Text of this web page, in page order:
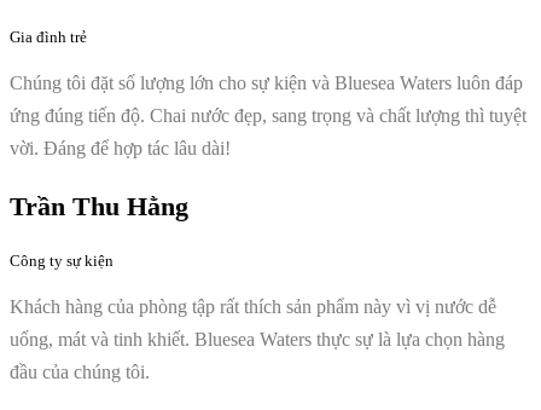
Gia đình trẻ
Chúng tôi đặt số lượng lớn cho sự kiện và Bluesea Waters luôn đáp
ứng đúng tiến độ. Chai nước đẹp, sang trọng và chất lượng thì tuyệt
vời. Đáng để hợp tác lâu dài!
Trần Thu Hằng
Công ty sự kiện
Khách hàng của phòng tập rất thích sản phẩm này vì vị nước dễ
uống, mát và tinh khiết. Bluesea Waters thực sự là lựa chọn hàng
đầu của chúng tôi.